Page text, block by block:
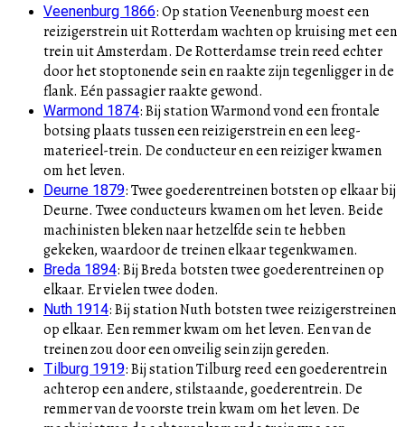
Veenenburg 1866:Op station Veenenburg moest een
reizigerstrein uit Rotterdam wachten op kruising met een
trein uit Amsterdam. De Rotterdamse trein reed echter
door het stoptonende sein en raakte zijn tegenligger in de
flank. Eén passagier raakte gewond.
Warmond 1874:Bij station Warmond vond een frontale
botsing plaats tussen een reizigerstrein en een leeg-
materieel-trein. De conducteur en een reiziger kwamen
om het leven.
Deurne 1879:Twee goederentreinen botsten op elkaar bij
Deurne. Twee conducteurs kwamen om het leven. Beide
machinisten bleken naar hetzelfde sein te hebben
gekeken, waardoor de treinen elkaar tegenkwamen.
Breda 1894:Bij Breda botsten twee goederentreinen op
elkaar. Er vielen twee doden.
Nuth 1914:Bij station Nuth botsten twee reizigerstreinen
op elkaar. Een remmer kwam om het leven. Een van de
treinen zou door een onveilig sein zijn gereden.
Tilburg 1919:Bij station Tilburg reed een goederentrein
achterop een andere, stilstaande, goederentrein. De
remmer van de voorste trein kwam om het leven. De